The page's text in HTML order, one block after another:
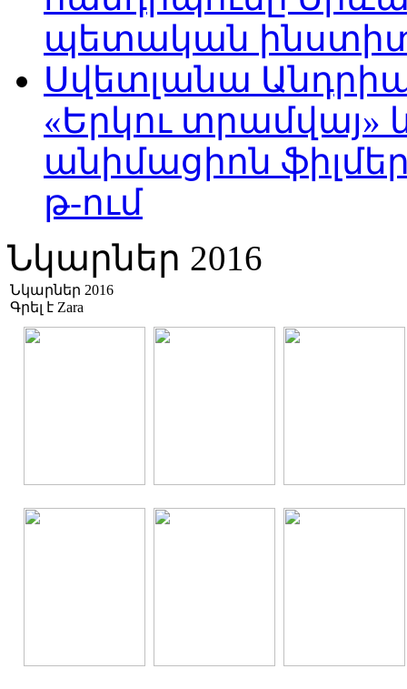
պետական
Սվետլանա
«Երկու տրամվայ»
անիմացիոն
թ-ում
Նկարներ 2016
Նկարներ 2016
Գրել է Zara